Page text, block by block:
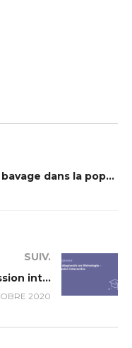
Prise en charge du bavage dans la population pédiatrique en situation de handicap (AFOP)
SUIV.
Le diagnostic en Rhinologie session interactive
2020